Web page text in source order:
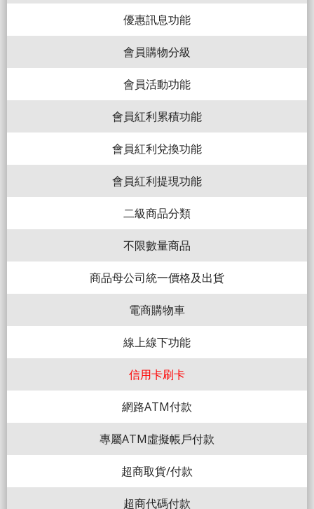
優惠訊息功能
會員購物分級
會員活動功能
會員紅利累積功能
會員紅利兌換功能
會員紅利提現功能
二級商品分類
不限數量商品
商品母公司統一價格及出貨
電商購物車
線上線下功能
信用卡刷卡
網路ATM付款
專屬ATM虛擬帳戶付款
超商取貨/付款
超商代碼付款